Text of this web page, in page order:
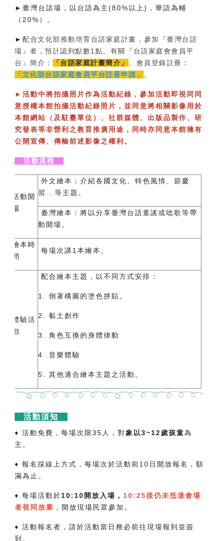
► 臺灣台語場，以台語為主(80%以上)，華語為輔
（20%）。
► 配合文化部推動培育台語家庭計畫，參加『臺灣台語
場』者，預計認列點數1點。有關『台語家庭會會員平
台』簡介：
「台語家庭計畫簡介」 、會員登錄註冊：
「文化部台語家庭會員平台註冊申請」 。
► 活動中將拍攝照片作為活動紀錄，參加活動即視同同
意授權本館拍攝活動紀錄照片，並同意將相關影像用於
本館網站（及駐臺單位）、社群媒體、出版品製作、研
究發表等非營利之教育推廣用途，同時亦同意本館擁有
公開宣傳、傳輸前述影像之權利。
活動流程
活動開
場
外文繪本： 介紹各國文化、特色風情、節慶
習...等主題。
臺灣繪本： 將以分享臺灣台語童謠或唸歌等帶
動開場。
繪本時
間
每場次講1本繪本。
體驗活
動
配合繪本主題，以不同方式安排：
1. 倒著構圖的塗色拼貼。
2. 黏土創作
3. 角色互換的身體律動
4 .音樂體驗
5. 其他適合繪本主題之活動。
活動須知
♦ 活動免費，每場次限35人，對象以3~12歲孩童為
主。
♦ 報名採線上方式，每場次於活動前10日開放報名，額
滿為止。
♦ 每場活動於10:10開放入場， 10:25後仍未抵達會場
者視同放棄 ，開放現場民眾參加。
♦ 活動報名者，請於活動當日務必前往現場報到並簽
到。